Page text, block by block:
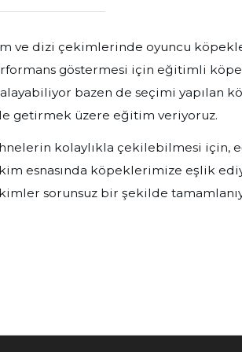
ve dizi çekimlerinde oyuncu
göstermesi için eğitimli
bazen de seçimi yapılan
getirmek üzere eğitim veriyoruz.
kolaylıkla çekilebilmesi için,
esnasında köpeklerimize eşlik
sorunsuz bir şekilde